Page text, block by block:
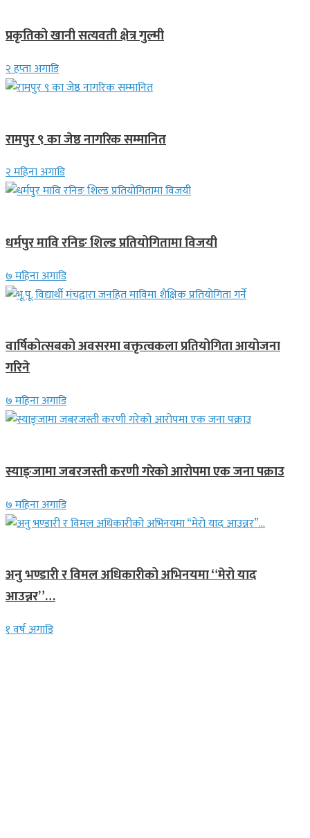
प्रकृतिको खानी सत्यवती क्षेत्र गुल्मी
२ हप्ता अगाडि
रामपुर ९ का जेष्ठ नागरिक सम्मानित
२ महिना अगाडि
धर्मपुर मावि रनिङ शिल्ड प्रतियोगितामा विजयी
७ महिना अगाडि
वार्षिकोत्सबको अवसरमा बक्तृत्वकला प्रतियोगिता आयोजना
गरिने
७ महिना अगाडि
स्याङ्जामा जबरजस्ती करणी गरेको आरोपमा एक जना पक्राउ
७ महिना अगाडि
अनु भण्डारी र विमल अधिकारीको अभिनयमा “मेरो याद
आउन्नर”…
१ वर्ष अगाडि